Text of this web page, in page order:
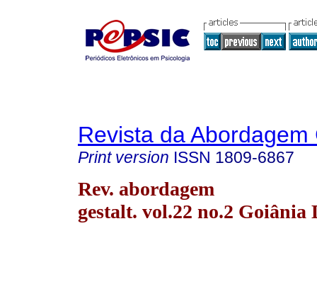
Revista da Abordagem
Print version ISSN 1809-6867
Rev. abordagem
gestalt. vol.22 no.2 Goiânia